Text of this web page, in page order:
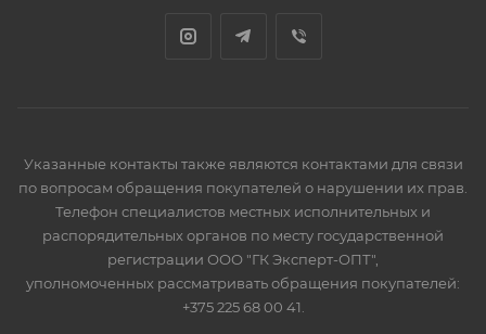
Указанные контакты также являются контактами для связи
по вопросам обращения покупателей о нарушении их прав.
Телефон специалистов местных исполнительных и
распорядительных органов по месту государственной
регистрации ООО "ГК Эксперт-ОПТ",
уполномоченных рассматривать обращения покупателей:
+375 225 68 00 41.